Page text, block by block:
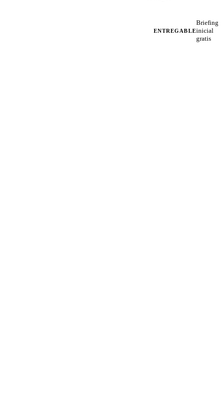
ENTREGABLE
Briefing
inicial
gratis